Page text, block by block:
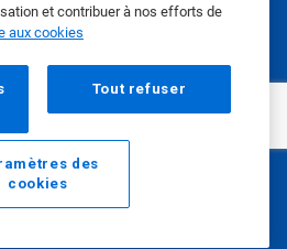
et contribuer à nos efforts de
aux cookies
Tout refuser
des
cookies
Appelez
de sécurité|Politique de
conditions d'utilisation